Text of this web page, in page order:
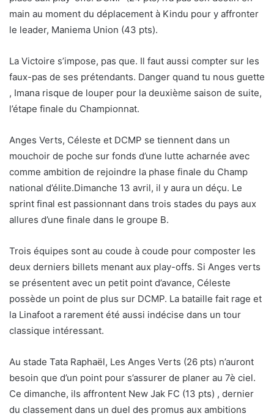
main au moment du déplacement à Kindu pour y affronter
le leader, Maniema Union (43 pts).
La Victoire s’impose, pas que. Il faut aussi compter sur les
faux-pas de ses prétendants. Danger quand tu nous guette
, Imana risque de louper pour la deuxième saison de suite,
l’étape finale du Championnat.
Anges Verts, Céleste et DCMP se tiennent dans un
mouchoir de poche sur fonds d’une lutte acharnée avec
comme ambition de rejoindre la phase finale du Champ
national d’élite.Dimanche 13 avril, il y aura un déçu. Le
sprint final est passionnant dans trois stades du pays aux
allures d’une finale dans le groupe B.
Trois équipes sont au coude à coude pour composter les
deux derniers billets menant aux play-offs. Si Anges verts
se présentent avec un petit point d’avance, Céleste
possède un point de plus sur DCMP. La bataille fait rage et
la Linafoot a rarement été aussi indécise dans un tour
classique intéressant.
Au stade Tata Raphaël, Les Anges Verts (26 pts) n’auront
besoin que d’un point pour s’assurer de planer au 7è ciel.
Ce dimanche, ils affrontent New Jak FC (13 pts) , dernier
du classement dans un duel des promus aux ambitions